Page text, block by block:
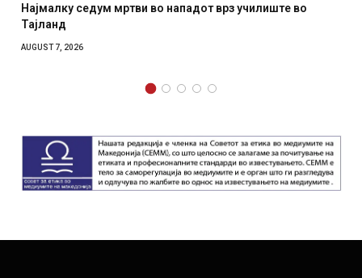
нападот врз училиште во
СОЗИС: Украинците